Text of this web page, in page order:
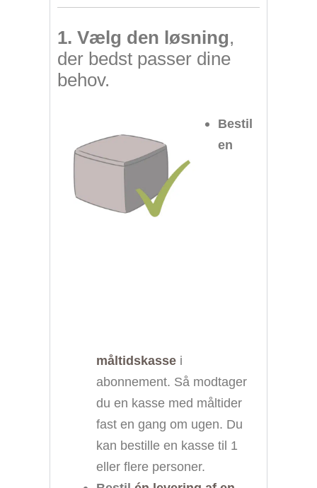
1. Vælg den løsning,
der bedst passer dine
behov.
Bestil
en
måltidskasse i
abonnement. Så modtager
du en kasse med måltider
fast en gang om ugen. Du
kan bestille en kasse til 1
eller flere personer.